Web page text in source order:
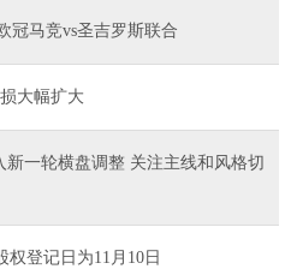
冠马竞vs圣吉罗斯联合
大幅扩大
一轮横盘调整 关注主线和风格切
权登记日为11月10日